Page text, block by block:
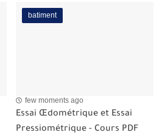
batiment
few moments ago
Essai Œdométrique et Essai
Pressiométrique - Cours PDF